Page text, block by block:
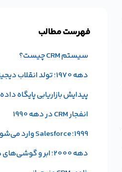
فهرست مطالب
سیستم CRM چیست؟
دهه 1970؛ تولد انقلاب دیجیتال
پیدایش بازاریابی پایگاه داده
انفجار CRM در دهه 1990
1999؛ Salesforce وارد می‌شود
دهه 2000؛ ابر و گوشی‌های هوشمند